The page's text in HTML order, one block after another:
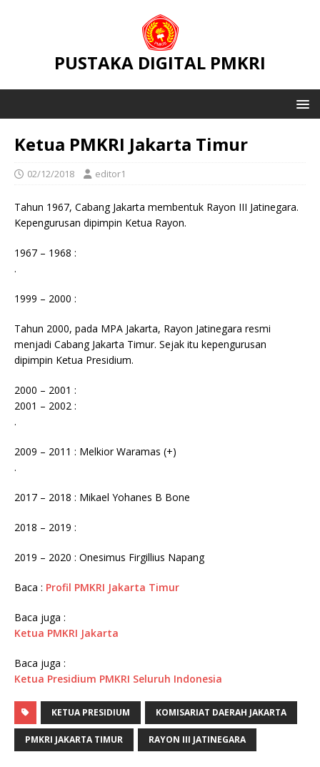
PUSTAKA DIGITAL PMKRI
Ketua PMKRI Jakarta Timur
02/12/2018 editor1
Tahun 1967, Cabang Jakarta membentuk Rayon III Jatinegara.
Kepengurusan dipimpin Ketua Rayon.
1967 – 1968 :
.
1999 – 2000 :
Tahun 2000, pada MPA Jakarta, Rayon Jatinegara resmi
menjadi Cabang Jakarta Timur. Sejak itu kepengurusan
dipimpin Ketua Presidium.
2000 – 2001 :
2001 – 2002 :
.
2009 – 2011 : Melkior Waramas (+)
.
2017 – 2018 : Mikael Yohanes B Bone
2018 – 2019 :
2019 – 2020 : Onesimus Firgillius Napang
Baca : Profil PMKRI Jakarta Timur
Baca juga :
Ketua PMKRI Jakarta
Baca juga :
Ketua Presidium PMKRI Seluruh Indonesia
KETUA PRESIDIUM KOMISARIAT DAERAH JAKARTA
PMKRI JAKARTA TIMUR RAYON III JATINEGARA